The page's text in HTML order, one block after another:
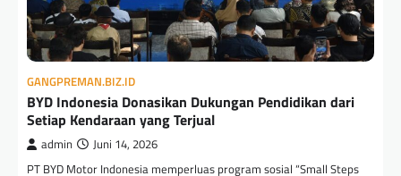
GANGPREMAN.BIZ.ID
BYD Indonesia Donasikan Dukungan Pendidikan dari
Setiap Kendaraan yang Terjual
admin Juni 14, 2026
PT BYD Motor Indonesia memperluas program sosial “Small Steps